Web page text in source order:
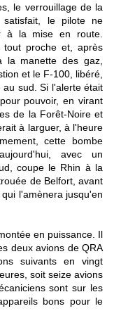
le verrouillage de la
satisfait, le pilote ne
à la mise en route.
proche et, après
la manette des gaz,
et le F-100, libéré,
sud. Si l'alerte était
pouvoir, en virant
de la Forêt-Noire et
à larguer, à l'heure
cette bombe
avec un
coupe le Rhin à la
de Belfort, avant
l'amènera jusqu'en
en puissance. Il
deux avions de QRA
suivants en vingt
soit seize avions
sont sur les
bons pour le